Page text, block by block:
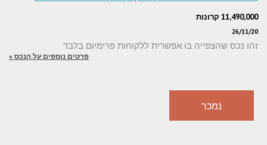
11,490,000 קרונות
26/11/20
זהו נכס שהצפייה בו אפשרית ללקוחות פרימיום בלבד
פרטים נוספים על הנכס »
נמכר